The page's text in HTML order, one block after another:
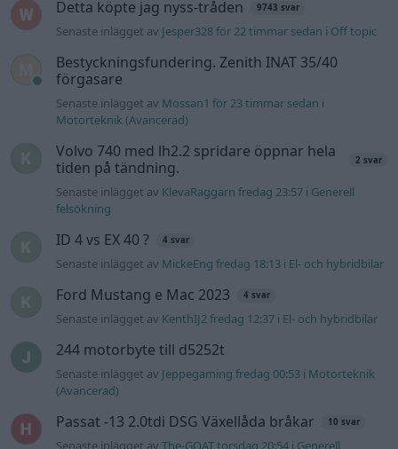
Detta köpte jag nyss-tråden 9743 svar
Senaste inlägget av Jesper328 för 22 timmar sedan i Off topic
Bestyckningsfundering. Zenith INAT 35/40
förgasare
Senaste inlägget av Mossan1 för 23 timmar sedan i
Motorteknik (Avancerad)
Volvo 740 med lh2.2 spridare öppnar hela
tiden på tändning.
2 svar
Senaste inlägget av KlevaRaggarn fredag 23:57 i Generell
felsökning
ID 4 vs EX 40 ? 4 svar
Senaste inlägget av MickeEng fredag 18:13 i El- och hybridbilar
Ford Mustang e Mac 2023 4 svar
Senaste inlägget av KenthIJ2 fredag 12:37 i El- och hybridbilar
244 motorbyte till d5252t
Senaste inlägget av Jeppegaming fredag 00:53 i Motorteknik
(Avancerad)
Passat -13 2.0tdi DSG Växellåda bråkar 10 svar
Senaste inlägget avThe-GOAT torsdag 20:54 i Generell